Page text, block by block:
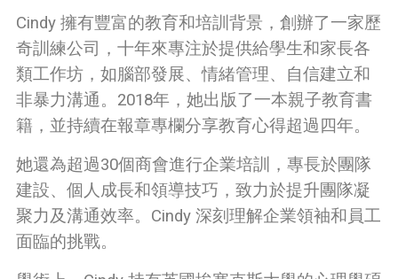
Cindy 擁有豐富的教育和培訓背景，創辦了一家歷
奇訓練公司，十年來專注於提供給學生和家長各
類工作坊，如腦部發展、情緒管理、自信建立和
非暴力溝通。2018年，她出版了一本親子教育書
籍，並持續在報章專欄分享教育心得超過四年。
她還為超過30個商會進行企業培訓，專長於團隊
建設、個人成長和領導技巧，致力於提升團隊凝
聚力及溝通效率。Cindy 深刻理解企業領袖和員工
面臨的挑戰。